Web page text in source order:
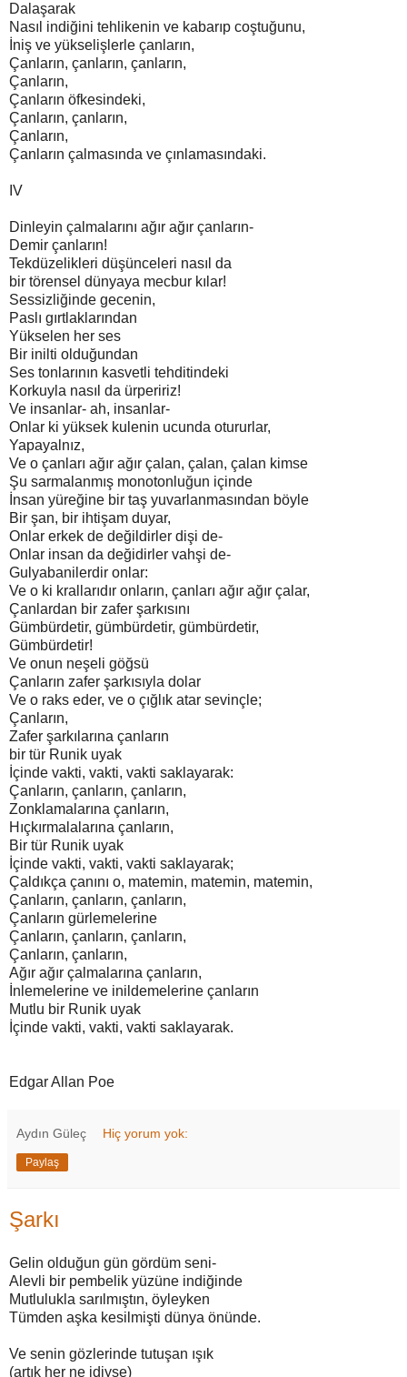
Dalaşarak
Nasıl indiğini tehlikenin ve kabarıp coştuğunu,
İniş ve yükselişlerle çanların,
Çanların, çanların, çanların,
Çanların,
Çanların öfkesindeki,
Çanların, çanların,
Çanların,
Çanların çalmasında ve çınlamasındaki.
IV
Dinleyin çalmalarını ağır ağır çanların-
Demir çanların!
Tekdüzelikleri düşünceleri nasıl da
bir törensel dünyaya mecbur kılar!
Sessizliğinde gecenin,
Paslı gırtlaklarından
Yükselen her ses
Bir inilti olduğundan
Ses tonlarının kasvetli tehditindeki
Korkuyla nasıl da ürpeririz!
Ve insanlar- ah, insanlar-
Onlar ki yüksek kulenin ucunda otururlar,
Yapayalnız,
Ve o çanları ağır ağır çalan, çalan, çalan kimse
Şu sarmalanmış monotonluğun içinde
İnsan yüreğine bir taş yuvarlanmasından böyle
Bir şan, bir ihtişam duyar,
Onlar erkek de değildirler dişi de-
Onlar insan da değidirler vahşi de-
Gulyabanilerdir onlar:
Ve o ki krallarıdır onların, çanları ağır ağır çalar,
Çanlardan bir zafer şarkısını
Gümbürdetir, gümbürdetir, gümbürdetir,
Gümbürdetir!
Ve onun neşeli göğsü
Çanların zafer şarkısıyla dolar
Ve o raks eder, ve o çığlık atar sevinçle;
Çanların,
Zafer şarkılarına çanların
bir tür Runik uyak
İçinde vakti, vakti, vakti saklayarak:
Çanların, çanların, çanların,
Zonklamalarına çanların,
Hıçkırmalalarına çanların,
Bir tür Runik uyak
İçinde vakti, vakti, vakti saklayarak;
Çaldıkça çanını o, matemin, matemin, matemin,
Çanların, çanların, çanların,
Çanların gürlemelerine
Çanların, çanların, çanların,
Çanların, çanların,
Ağır ağır çalmalarına çanların,
İnlemelerine ve inildemelerine çanların
Mutlu bir Runik uyak
İçinde vakti, vakti, vakti saklayarak.
Edgar Allan Poe
Aydın Güleç Hiç yorum yok:
Paylaş
Şarkı
Gelin olduğun gün gördüm seni-
Alevli bir pembelik yüzüne indiğinde
Mutlulukla sarılmıştın, öyleyken
Tümden aşka kesilmişti dünya önünde.
Ve senin gözlerinde tutuşan ışık
(artık her ne idiyse)